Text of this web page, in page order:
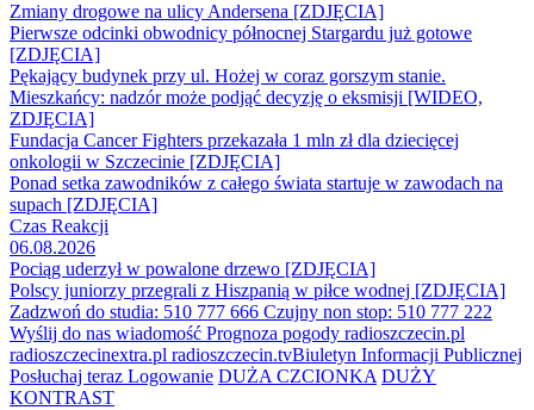
Zmiany drogowe na ulicy Andersena [ZDJĘCIA]
Pierwsze odcinki obwodnicy północnej Stargardu już gotowe
[ZDJĘCIA]
Pękający budynek przy ul. Hożej w coraz gorszym stanie.
Mieszkańcy: nadzór może podjąć decyzję o eksmisji [WIDEO,
ZDJĘCIA]
Fundacja Cancer Fighters przekazała 1 mln zł dla dziecięcej
onkologii w Szczecinie [ZDJĘCIA]
Ponad setka zawodników z całego świata startuje w zawodach na
supach [ZDJĘCIA]
Czas Reakcji
06.08.2026
Pociąg uderzył w powalone drzewo [ZDJĘCIA]
Polscy juniorzy przegrali z Hiszpanią w piłce wodnej [ZDJĘCIA]
Zadzwoń do studia: 510 777 666 Czujny non stop: 510 777 222
Wyślij do nas wiadomość Prognoza pogody radioszczecin.pl
radioszczecinextra.pl radioszczecin.tvBiuletyn Informacji Publicznej
Posłuchaj teraz Logowanie DUŻA CZCIONKA DUŻY
KONTRAST